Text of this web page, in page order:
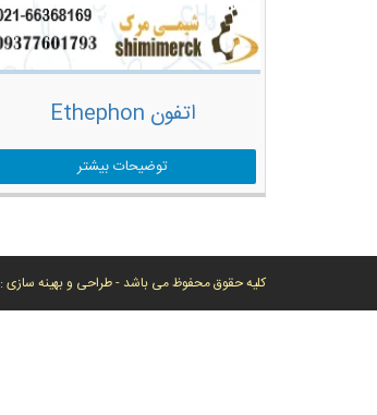
اتفون Ethephon
توضیحات بیشتر
کلیه حقوق محفوظ می باشد - طراحی و بهینه سازی :